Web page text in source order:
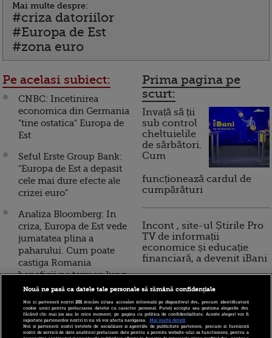
Mai multe despre:
#criza datoriilor
#Europa de Est
#zona euro
Pe acelasi subiect:
CNBC: Incetinirea
economica din Germania
"tine ostatica" Europa de
Est
Seful Erste Group Bank:
"Europa de Est a depasit
cele mai dure efecte ale
crizei euro"
Analiza Bloomberg: In
criza, Europa de Est vede
jumatatea plina a
paharului. Cum poate
castiga Romania
beneficii pe termen lung
pregateste pentru iesirea
Greciei din euro, iar
Romania va fi cea mai
Prima pagina pe
scurt:
Invață să ții
sub control
cheltuielile
de sărbători.
Cum
funcționează cardul de
cumpărături
Incont , site-ul Știrile Pro
TV de informații
economice și educație
financiară, a devenit iBani
10 reguli pentru decizii
financiare inteligente
Nouă ne pasă ca datele tale personale să rămână confidențiale
Noi și partenerii noștri201stocăm și/sau accesăm informații pe dispozitivul dvs., precum identificatorii
cookie unici pentru prelucrarea datelor cu caracter personal. Puteți accepta sau gestiona alegerile dvs.
făcând clic mai jos sau în orice moment, pe pagina cu politica de confidențialitate. Aceste alegeri vor fi
raportate partenerilor noștri și nu vă vor afecta navigarea.
Mai multe detalii
Noi si partenerii nostri (retelele de socializare si agentiile de publicitate partenere, precum si furnizorii
nostri de servicii de date analitice) prelucram date pentru a permite website-ului sa functioneze, pentru a